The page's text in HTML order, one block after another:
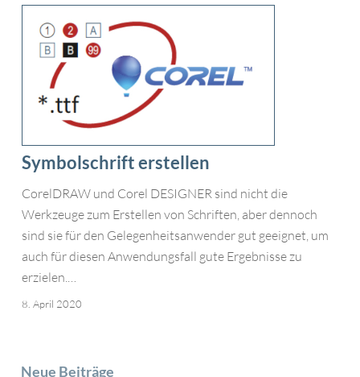
Symbolschrift
Symbolschrift erstellen
CorelDRAW und Corel DESIGNER sind nicht die
Werkzeuge zum Erstellen von Schriften, aber dennoch
sind sie für den Gelegenheitsanwender gut geeignet, um
auch für diesen Anwendungsfall gute Ergebnisse zu
erzielen.…
8. April 2020
Neue­ Beiträge